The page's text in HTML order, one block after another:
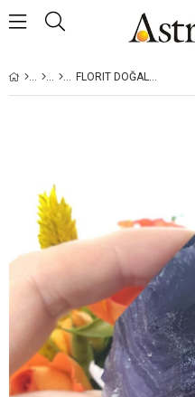
FLORIT DOĞAL TAŞ PARÇA